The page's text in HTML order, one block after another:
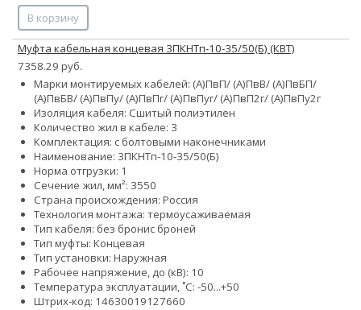
В корзину
Муфта кабельная концевая 3ПКНТп-10-35/50(Б) (КВТ)
7358.29 руб.
Марки монтируемых кабелей: (А)ПвП/ (А)ПвВ/ (А)ПвБП/
(А)ПвБВ/ (А)ПвПу/ (А)ПвПг/ (А)ПвПуг/ (А)ПвП2г/ (А)ПвПу2г
Изоляция кабеля: Сшитый полиэтилен
Количество жил в кабеле: 3
Комплектация: с болтовыми наконечниками
Наименование: 3ПКНТп-10-35/50(Б)
Норма отгрузки: 1
Сечение жил, мм²: 3550
Страна происхождения: Россия
Технология монтажа: термоусаживаемая
Тип кабеля: без бронис броней
Тип муфты: Концевая
Тип установки: Наружная
Рабочее напряжение, до (кВ): 10
Температура эксплуатации, ˚С: -50...+50
Штрих-код: 14630019127660